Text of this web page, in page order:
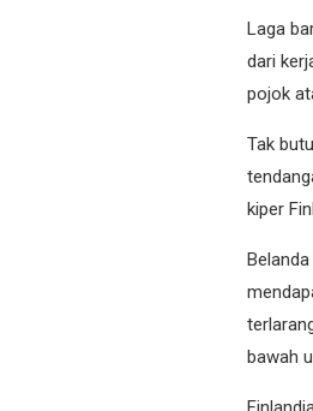
Laga
dari
pojok
Tak
kiper
bawah